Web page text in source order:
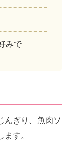
みで
んぎり、魚肉ソ
す。